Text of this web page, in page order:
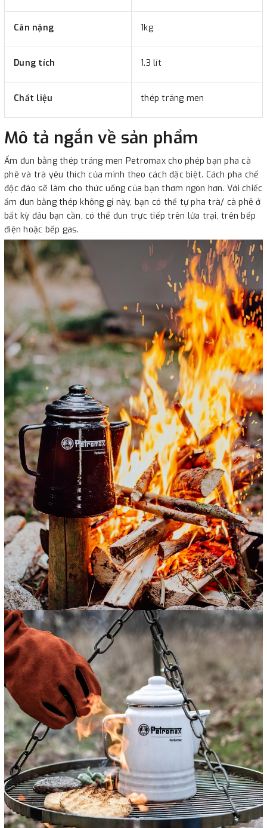
Cân nặng 1kg
Dung tích 1.3 lít
Chất liệu thép tráng men
Mô tả ngắn về sản phẩm
Ấm đun bằng thép tráng men Petromax cho phép bạn pha cà
phê và trà yêu thích của mình theo cách đặc biệt. Cách pha chế
độc đáo sẽ làm cho thức uống của bạn thơm ngon hơn. Với chiếc
ấm đun bằng thép không gỉ này, bạn có thể tự pha trà/ cà phê ở
bất kỳ đâu bạn cần, có thể đun trực tiếp trên lửa trại, trên bếp
điện hoặc bếp gas.